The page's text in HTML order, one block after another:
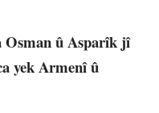
Osman û Asparîk jî
yek Armenî û